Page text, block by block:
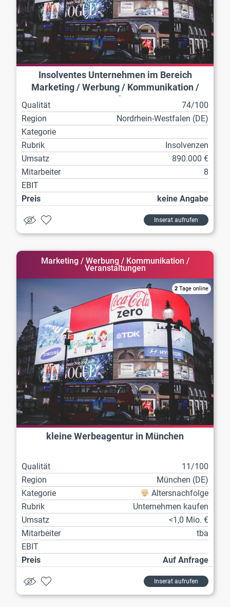
Insolventes Unternehmen im Bereich
Marketing / Werbung / Kommunikation /
Veranstaltungen
Qualität
74/100
Region
Nordrhein-Westfalen (DE)
Kategorie
Rubrik
Insolvenzen
Umsatz
890.000 €
Mitarbeiter
8
EBIT
Preis
keine Angabe
Inserat aufrufen
Marketing / Werbung / Kommunikation /
Veranstaltungen
2 Tage online
kleine Werbeagentur in München
Qualität
11/100
Region
München (DE)
Kategorie
Altersnachfolge
Rubrik
Unternehmen kaufen
Umsatz
<1,0 Mio. €
Mitarbeiter
tba
EBIT
Preis
Auf Anfrage
Inserat aufrufen